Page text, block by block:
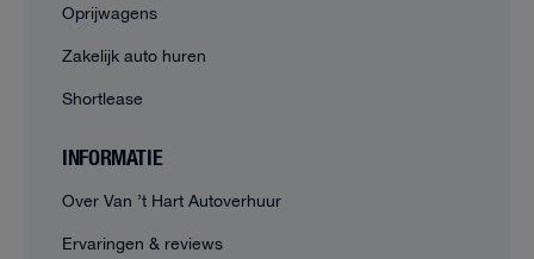
Oprijwagens
Zakelijk auto huren
Shortlease
INFORMATIE
Over Van ’t Hart Autoverhuur
Ervaringen & reviews